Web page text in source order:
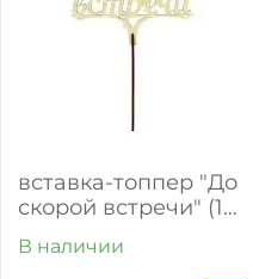
вставка-топпер "До
скорой встречи" (10
шт)
В наличии